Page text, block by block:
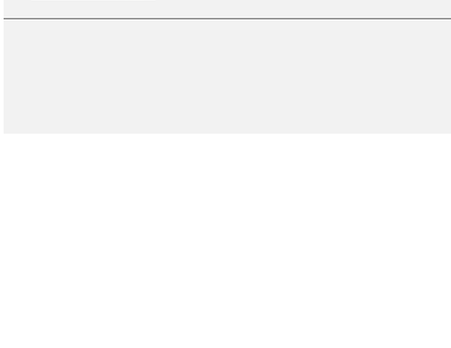
подкаста ЗиТ №1